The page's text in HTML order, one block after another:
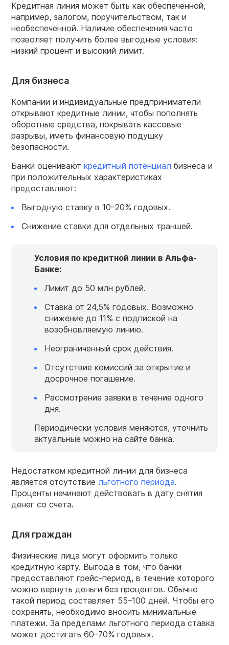
Кредитная линия может быть как обеспеченной,
например, залогом, поручительством, так и
необеспеченной. Наличие обеспечения часто
позволяет получить более выгодные условия:
низкий процент и высокий лимит.
Для бизнеса
Компании и индивидуальные предприниматели
открывают кредитные линии, чтобы пополнять
оборотные средства, покрывать кассовые
разрывы, иметь финансовую подушку
безопасности.
Банки оценивают кредитный потенциал бизнеса и
при положительных характеристиках
предоставляют:
Выгодную ставку в 10–20% годовых.
Снижение ставки для отдельных траншей.
Условия по кредитной линии в Альфа-
Банке:
Лимит до 50 млн рублей.
Ставка от 24,5% годовых. Возможно
снижение до 11% с подпиской на
возобновляемую линию.
Неограниченный срок действия.
Отсутствие комиссий за открытие и
досрочное погашение.
Рассмотрение заявки в течение одного
дня.
Периодически условия меняются, уточнить
актуальные можно на сайте банка.
Недостатком кредитной линии для бизнеса
является отсутствие льготного периода.
Проценты начинают действовать в дату снятия
денег со счета.
Для граждан
Физические лица могут оформить только
кредитную карту. Выгода в том, что банки
предоставляют грейс-период, в течение которого
можно вернуть деньги без процентов. Обычно
такой период составляет 55–100 дней. Чтобы его
сохранять, необходимо вносить минимальные
платежи. За пределами льготного периода ставка
может достигать 60–70% годовых.